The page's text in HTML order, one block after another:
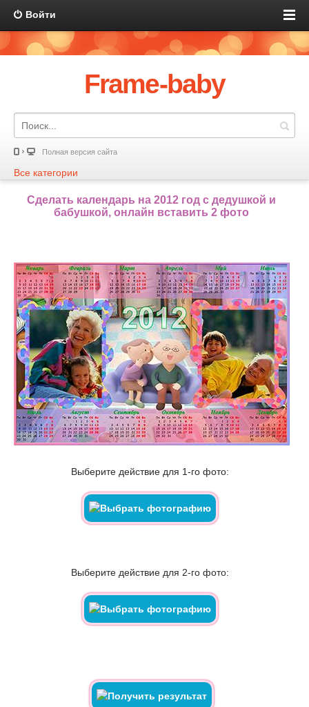
Войти
Frame-baby
Полная версия сайта
Все категории
Сделать календарь на 2012 год с дедушкой и
бабушкой, онлайн вставить 2 фото
Выберите действие для 1-го фото:
Выберите действие для 2-го фото: